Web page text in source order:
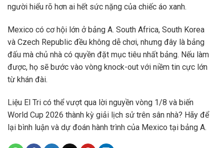
người hiểu rõ hơn ai hết sức nặng của chiếc áo xanh.
Mexico có cơ hội lớn ở bảng A. South Africa, South Korea
và Czech Republic đều không dễ chơi, nhưng đây là bảng
đấu mà chủ nhà có quyền đặt mục tiêu nhất bảng. Nếu làm
được, họ sẽ bước vào vòng knock-out với niềm tin cực lớn
từ khán đài.
Liệu El Tri có thể vượt qua lời nguyền vòng 1/8 và biến
World Cup 2026 thành kỳ giải lịch sử trên sân nhà? Hãy để
lại bình luận và dự đoán hành trình của Mexico tại bảng A.